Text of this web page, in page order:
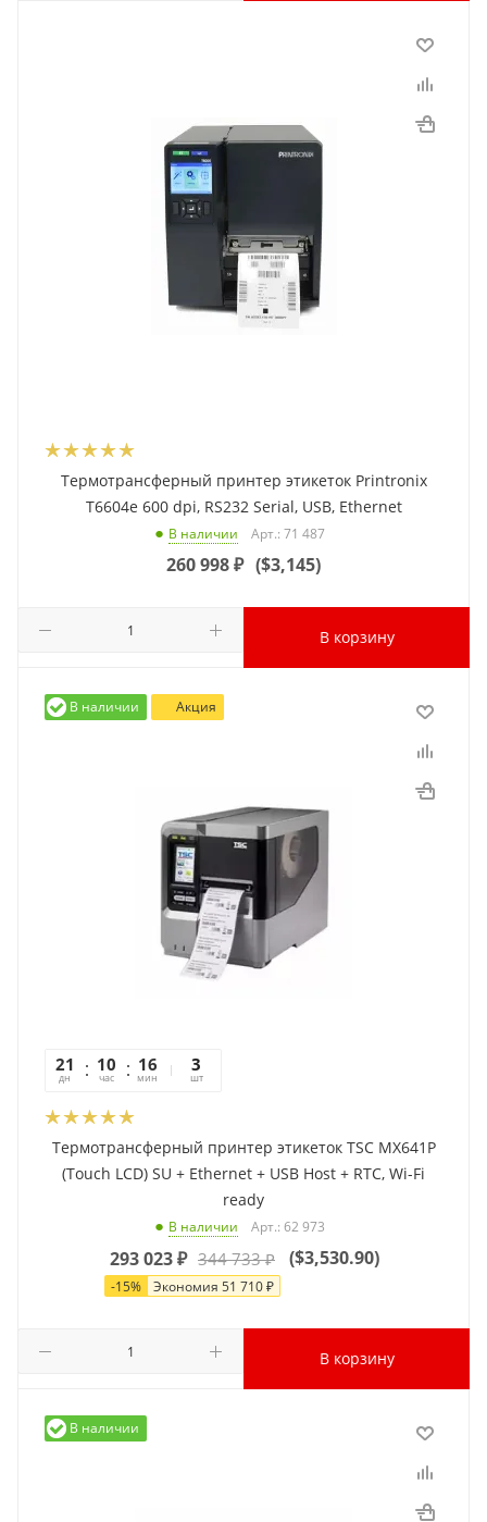
Термотрансферный принтер этикеток Printronix
T6604e 600 dpi, RS232 Serial, USB, Ethernet
В наличии Арт.: 71 487
260 998₽ ($3,145)
В корзину
В наличии Акция
21
дн
10
час
16
мин
10
сек
3
шт
Термотрансферный принтер этикеток TSC MX641P
(Touch LCD) SU + Ethernet + USB Host + RTC, Wi-Fi
ready
В наличии Арт.: 62 973
293 023₽ 344 733₽
-15% Экономия 51 710₽
($3,530.90)
В корзину
В наличии